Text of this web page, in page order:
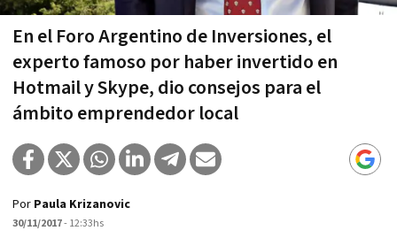
En el Foro Argentino de Inversiones, el
experto famoso por haber invertido en
Hotmail y Skype, dio consejos para el
ámbito emprendedor local
Por Paula Krizanovic
30/11/2017- 12:33hs